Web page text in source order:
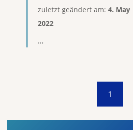
zuletzt geändert am: 4. May
2022
...
1